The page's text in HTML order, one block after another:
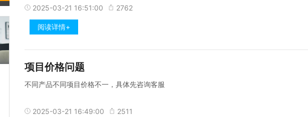
2025-03-21 16:51:00 2762
阅读详情+
项目价格问题
不同产品不同项目价格不一，具体先咨询客服
2025-03-21 16:49:00 2511